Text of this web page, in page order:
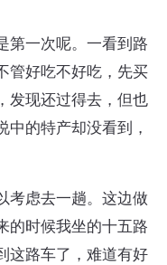
第一次呢。一看到路
管好吃不好吃，先买
发现还过得去，但也
的特产却没看到，
考虑去一趟。这边做
的时候我坐的十五路
这路车了，难道有好